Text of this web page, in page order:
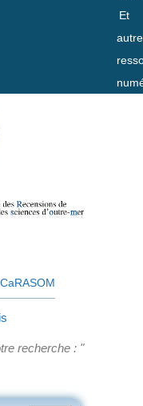
Et
recherche : "